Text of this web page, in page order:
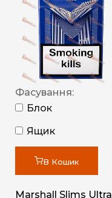
Фасування:
Блок
Ящик
В Кошик
Marshall Slims Ultra